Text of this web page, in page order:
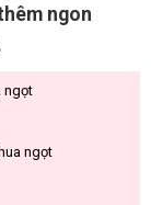
ngon
ngọt
ngọt